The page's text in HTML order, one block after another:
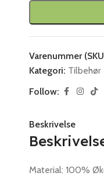
Varenummer
Kategori: Tilbehør
Follow:
Beskrivelse
Material: 100%